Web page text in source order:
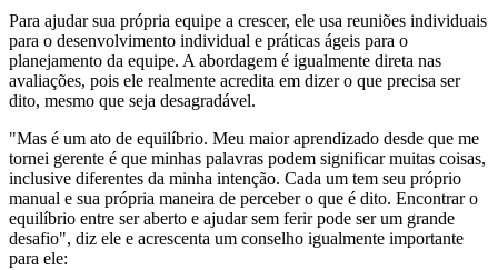
Para ajudar sua própria equipe a crescer, ele usa reuniões individuais
para o desenvolvimento individual e práticas ágeis para o
planejamento da equipe. A abordagem é igualmente direta nas
avaliações, pois ele realmente acredita em dizer o que precisa ser
dito, mesmo que seja desagradável.
"Mas é um ato de equilíbrio. Meu maior aprendizado desde que me
tornei gerente é que minhas palavras podem significar muitas coisas,
inclusive diferentes da minha intenção. Cada um tem seu próprio
manual e sua própria maneira de perceber o que é dito. Encontrar o
equilíbrio entre ser aberto e ajudar sem ferir pode ser um grande
desafio", diz ele e acrescenta um conselho igualmente importante
para ele: